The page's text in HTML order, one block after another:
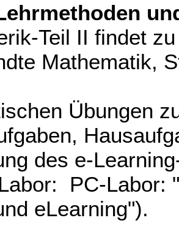
Teil II findet
Mathematik,
Übungen
des e-
PC-Labor:
eLearning").